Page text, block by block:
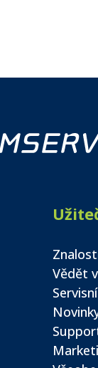
Vědět